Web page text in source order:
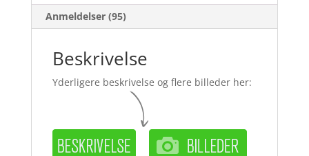
Anmeldelser (95)
Beskrivelse
Yderligere beskrivelse og flere billeder her: